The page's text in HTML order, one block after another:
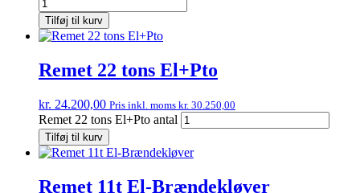
Tilføj til kurv
Remet 22 tons El+Pto
kr. 24.200,00 Pris inkl. moms kr. 30.250,00
Remet 22 tons El+Pto antal
Tilføj til kurv
Remet 11t El-Brændekløver